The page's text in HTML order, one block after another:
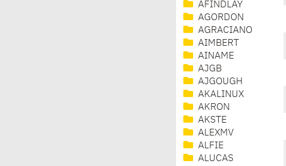
AFINDLAY
AGORDON
AGRACIANO
AIMBERT
AINAME
AJGB
AJGOUGH
AKALINUX
AKRON
AKSTE
ALEXMV
ALFIE
ALUCAS